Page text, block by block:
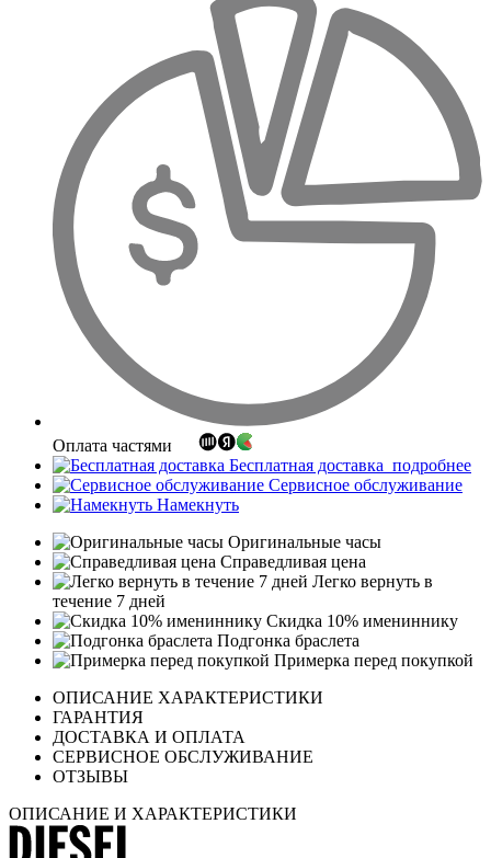
Оплата частями
Бесплатная доставка подробнее
Сервисное обслуживание
Намекнуть
Оригинальные часы
Справедливая цена
Легко вернуть в
течение 7 дней
Скидка 10% имениннику
Подгонка браслета
Примерка перед покупкой
ОПИСАНИЕ ХАРАКТЕРИСТИКИ
ГАРАНТИЯ
ДОСТАВКА И ОПЛАТА
СЕРВИСНОЕ ОБСЛУЖИВАНИЕ
ОТЗЫВЫ
ОПИСАНИЕ И ХАРАКТЕРИСТИКИ